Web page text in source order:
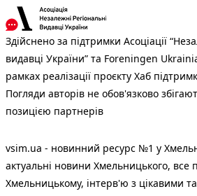
Здійснено за підтримки Асоціації
видавці України” та Foreningen
рамках реалізації проєкту Хаб
Погляди авторів не обов'язково
позицією партнерів
vsim.ua - новинний ресурс №1 у
актуальні новини Хмельницького, все
Хмельницькому, інтерв'ю з цікавими